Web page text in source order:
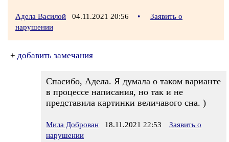
Адела Василой 04.11.2021 20:56 •
Заявить о
нарушении
+ добавить замечания
Спасибо, Адела. Я думала о таком варианте
в процессе написания, но так и не
представила картинки величавого сна. )
Мила Доброван 18.11.2021 22:53
Заявить о
нарушении